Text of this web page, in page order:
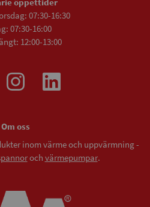
07:30-16:30
07:30-16:00
12:00-13:00
Om oss
inom värme och uppvärmning -
och värmepumpar.